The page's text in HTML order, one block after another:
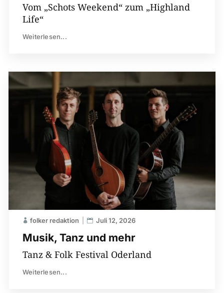
Vom „Schots Weekend“ zum „Highland
Life“
Weiterlesen...
Musik, Tanz und mehr
folker redaktion Juli 12, 2026
Tanz & Folk Festival Oderland
Weiterlesen...